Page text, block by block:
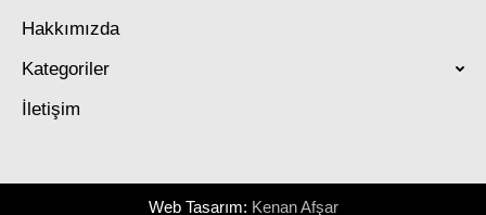
Hakkımızda
Kategoriler
İletişim
Web Tasarım: Kenan Afşar